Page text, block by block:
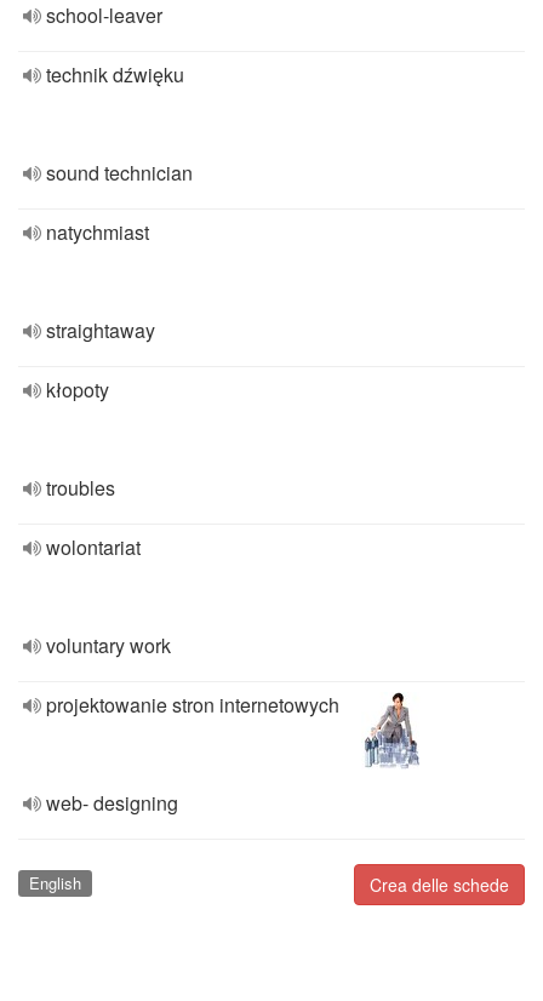
school-leaver
technik dźwięku
sound technician
natychmiast
straightaway
kłopoty
troubles
wolontariat
voluntary work
projektowanie stron internetowych
web- designing
Crea delle schede
English